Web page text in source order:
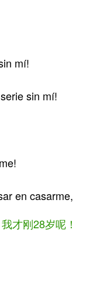
mí!
sin mí!
en casarme,
才刚28岁呢！